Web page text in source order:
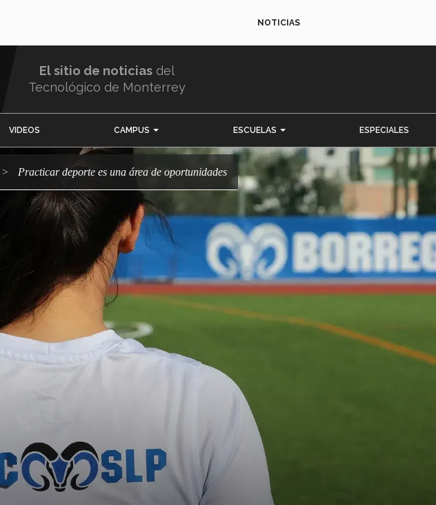
NOTICIAS
El sitio de noticias del
Tecnológico de Monterrey
VIDEOS CAMPUS ESCUELAS ESPECIALES
Practicar deporte es una área de oportunidades